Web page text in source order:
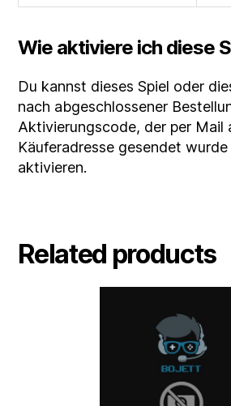
Wie aktiviere ich diese
Du kannst dieses Spiel oder
nach abgeschlossener
Aktivierungscode, der per Mail
Käuferadresse gesendet
aktivieren.
Related products